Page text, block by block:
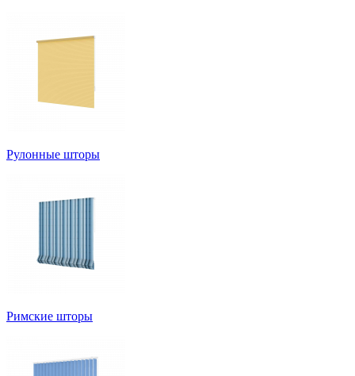
Рулонные шторы
Римские шторы